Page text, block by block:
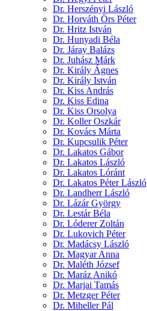
Dr. Herszényi László
Dr. Horváth Örs Péter
Dr. Hritz István
Dr. Hunyadi Béla
Dr. Járay Balázs
Dr. Juhász Márk
Dr. Király Ágnes
Dr. Király István
Dr. Kiss András
Dr. Kiss Edina
Dr. Kiss Orsolya
Dr. Koller Oszkár
Dr. Kovács Márta
Dr. Kupcsulik Péter
Dr. Lakatos Gábor
Dr. Lakatos László
Dr. Lakatos Lóránt
Dr. Lakatos Péter László
Dr. Landherr László
Dr. Lázár György
Dr. Lestár Béla
Dr. Lóderer Zoltán
Dr. Lukovich Péter
Dr. Madácsy László
Dr. Magyar Anna
Dr. Maléth József
Dr. Maráz Anikó
Dr. Marjai Tamás
Dr. Metzger Péter
Dr. Miheller Pál